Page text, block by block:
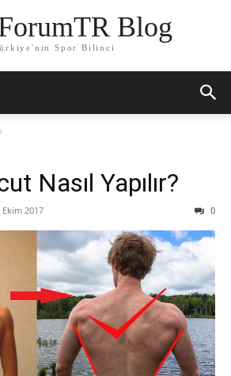
Blog
Spor Bilinci
Nasıl Yapılır?
Ekim 2017 0